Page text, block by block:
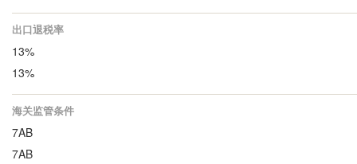
出口退税率
13%
13%
海关监管条件
7AB
7AB